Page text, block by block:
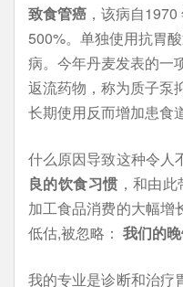
致食管癌 ，该病自
500%。单独使用抗胃
病。今年丹麦发表的一
返流药物，称为质子泵
长期使用反而增加患食
什么原因导致这种令人
良的饮食习惯 ，和由
加工食品消费的大幅增
低估,被忽略： 我们的
我的专业是诊断和治疗